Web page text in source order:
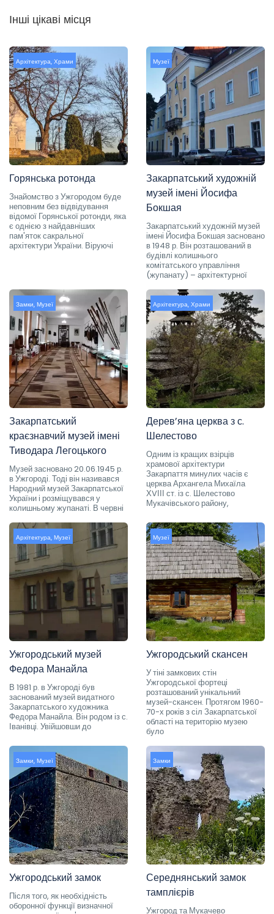
Інші цікаві місця
Архітектура, Храми
Горянська ротонда
Знайомство з Ужгородом буде
неповним без відвідування
відомої Горянської ротонди, яка
є однією з найдавніших
пам'яток сакральної
архітектури України. Віруючі
Музеї
Закарпатський художній
музей імені Йосифа
Бокшая
Закарпатський художній музей
імені Йосифа Бокшая засновано
в 1948 р. Він розташований в
будівлі колишнього
комітатського управління
(жупанату) – архітектурної
Замки, Музеї
Закарпатський
краєзнавчий музей імені
Тиводара Легоцького
Музей засновано 20.06.1945 р.
в Ужгороді. Тоді він називався
Народний музей Закарпатської
України і розміщувався у
колишньому жупанаті. В червні
Архітектура, Храми
Дерев’яна церква з с.
Шелестово
Одним із кращих взірців
храмової архітектури
Закарпаття минулих часів є
церква Архангела Михаїла
ХVІІІ ст. із с. Шелестово
Мукачівського району,
Архітектура, Музеї
Ужгородський музей
Федора Манайла
В 1981 р. в Ужгороді був
заснований музей видатного
Закарпатського художника
Федора Манайла. Він родом із с.
Іванівці. Увійшовши до
Музеї
Ужгородський скансен
У тіні замкових стін
Ужгородської фортеці
розташований унікальний
музей-скансен. Протягом 1960-
70-х років з сіл Закарпатської
області на територію музею
було
Замки, Музеї
Ужгородський замок
Після того, як необхідність
оборонної функції визначної
Замки
Середнянський замок
тамплієрів
Ужгород та Мукачево